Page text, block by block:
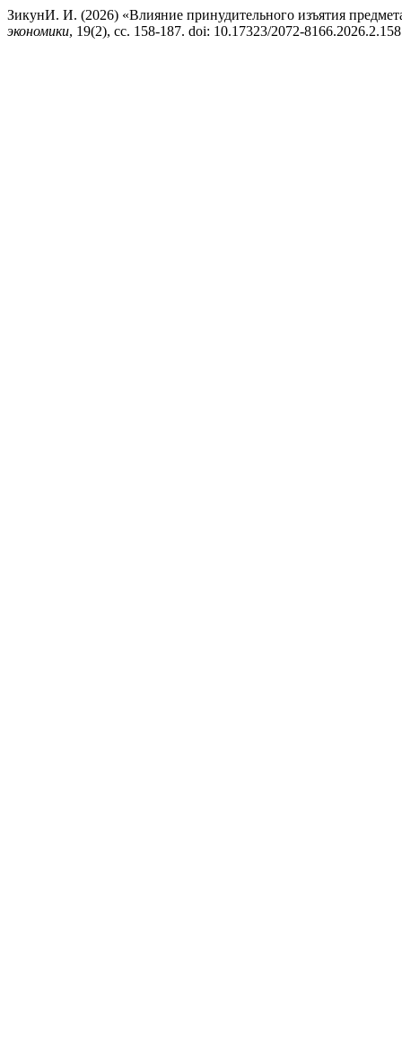
ЗикунИ. И. (2026) «Влияние принудительного изъятия
экономики, 19(2), сс. 158-187. doi: 10.17323/2072-